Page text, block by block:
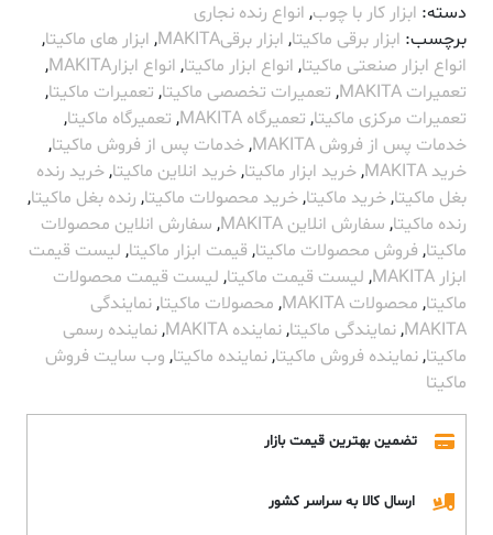
دسته: ابزار کار با چوب, انواع رنده نجاری
برچسب: ابزار برقی ماکیتا, ابزار برقیMAKITA , ابزار های ماکیتا,
انواع ابزار صنعتی ماکیتا, انواع ابزار ماکیتا, انواع ابزارMAKITA
,
تعمیرات MAKITA
, تعمیرات تخصصی ماکیتا, تعمیرات ماکیتا,
تعمیرات مرکزی ماکیتا, تعمیرگاه MAKITA , تعمیرگاه ماکیتا,
خدمات پس از فروش MAKITA
,خدمات پس از فروش ماکیتا,
خرید MAKITA
,خرید ابزار ماکیتا,خرید انلاین ماکیتا,خرید رنده
بغل ماکیتا,خرید ماکیتا,خرید محصولات ماکیتا, رنده بغل ماکیتا,
رنده ماکیتا, سفارش انلاین MAKITA , سفارش انلاین محصولات
ماکیتا, فروش محصولات ماکیتا, قیمت ابزار ماکیتا, لیست قیمت
ابزار MAKITA
, لیست قیمت ماکیتا, لیست قیمت محصولات
ماکیتا, محصولات MAKITA , محصولات ماکیتا,نمایندگی
MAKITA
,نمایندگی ماکیتا,نماینده MAKITA ,نماینده رسمی
ماکیتا,نماینده فروش ماکیتا,نماینده ماکیتا, وب سایت فروش
ماکیتا
تضمین بهترین قیمت بازار
ارسال کالا به سراسر کشور